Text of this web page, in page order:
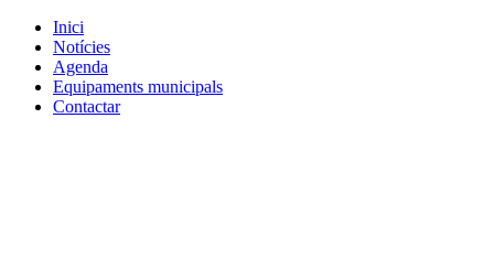
Inici
Notícies
Agenda
Equipaments municipals
Contactar